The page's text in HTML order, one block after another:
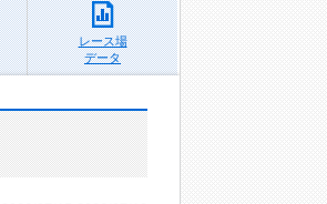
レース場
データ